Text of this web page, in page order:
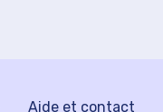
Aide et contact